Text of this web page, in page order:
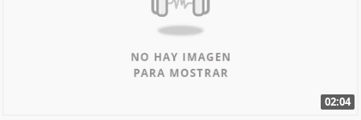
02:04